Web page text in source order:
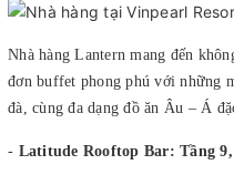
Nhà hàng Lantern mang đến
đơn buffet phong phú với những
đà, cùng đa dạng đồ ăn Âu – Á
- Latitude Rooftop Bar: Tầng 9,